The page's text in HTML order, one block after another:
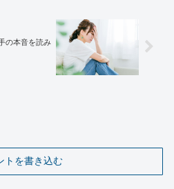
の本音を読み
トを書き込む